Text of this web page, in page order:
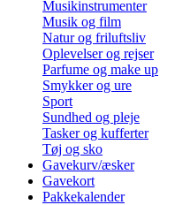
Musikinstrumenter
Musik og film
Natur og friluftsliv
Oplevelser og rejser
Parfume og make up
Smykker og ure
Sport
Sundhed og pleje
Tasker og kufferter
Tøj og sko
Gavekurv/æsker
Gavekort
Pakkekalender